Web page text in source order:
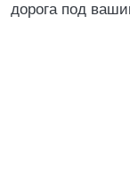
дорога под